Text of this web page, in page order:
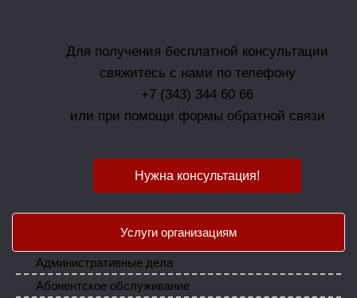
Для получения бесплатной консультации
свяжитесь с нами по телефону
+7 (343) 344 60 66
или при помощи формы обратной связи
Нужна консультация!
Услуги организациям
Административные дела
Абонентское обслуживание